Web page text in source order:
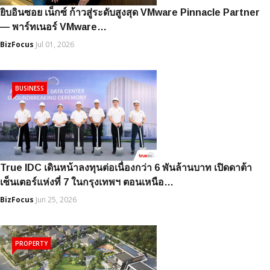
ยิบอินซอย เน็กซ์ ก้าวสู่ระดับสูงสุด VMware Pinnacle Partner
— พาร์ทเนอร์ VMware…
BizFocus Jul 01, 2026
True IDC เดินหน้าลงทุนต่อเนื่องกว่า 6 พันล้านบาท เปิดดาต้า
เซ็นเตอร์แห่งที่ 7 ในกรุงเทพฯ ตอนเหนือ…
BizFocus Jun 25, 2026
BUSINESS
PROPERTY